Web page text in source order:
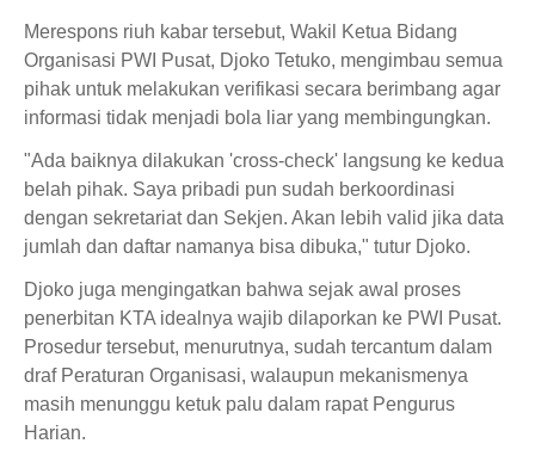
Merespons riuh kabar tersebut, Wakil Ketua Bidang
Organisasi PWI Pusat, Djoko Tetuko, mengimbau semua
pihak untuk melakukan verifikasi secara berimbang agar
informasi tidak menjadi bola liar yang membingungkan.
"Ada baiknya dilakukan 'cross-check' langsung ke kedua
belah pihak. Saya pribadi pun sudah berkoordinasi
dengan sekretariat dan Sekjen. Akan lebih valid jika data
jumlah dan daftar namanya bisa dibuka," tutur Djoko.
Djoko juga mengingatkan bahwa sejak awal proses
penerbitan KTA idealnya wajib dilaporkan ke PWI Pusat.
Prosedur tersebut, menurutnya, sudah tercantum dalam
draf Peraturan Organisasi, walaupun mekanismenya
masih menunggu ketuk palu dalam rapat Pengurus
Harian.